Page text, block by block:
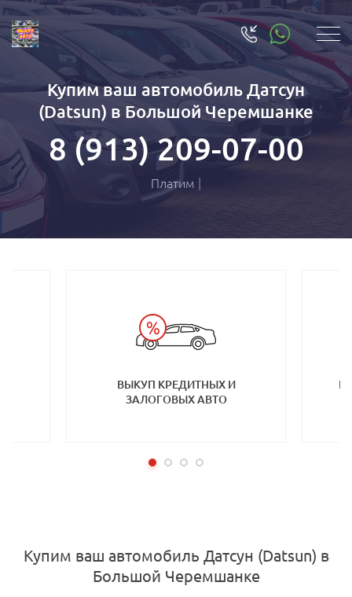
Купим ваш автомобиль Датсун
(Datsun) в Большой Черемшанке
8 (913) 209-07-00
Плат
ВЫКУП КРЕДИТНЫХ И
ЗАЛОГОВЫХ АВТО
Купим ваш автомобиль Датсун (Datsun) в
Большой Черемшанке